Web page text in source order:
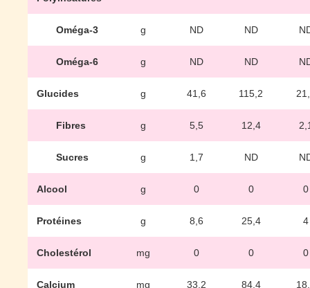
Oméga-3 g ND ND
Oméga-6 g ND ND
Glucides g 41,6 115,2
Fibres g 5,5 12,4
Sucres g 1,7 ND
Alcool g 0 0 0
Protéines g 8,6 25,4 4
Cholestérol mg 0 0 0
Calcium mg 33,2 84,4